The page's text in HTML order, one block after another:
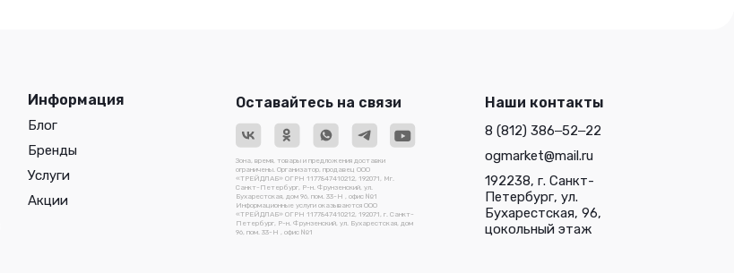
Информация
Блог
Бренды
Услуги
Акции
Оставайтесь на связи
Зона, время, товары и предложения доставки
ограничены. Организатор, продавец ООО
«ТРЕЙДЛАБ» ОГРН 1177847410212, 192071, Мг.
Санкт-Петербург, Р-н. Фрунзенский, ул.
Бухарестская, дом 96, пом. 33-Н , офис №1
Информационные услуги оказываются ООО
«ТРЕЙДЛАБ» ОГРН 1177847410212, 192071, г. Санкт-
Петербург, Р-н. Фрунзенский, ул. Бухарестская, дом
96, пом. 33-Н , офис №1
Наши контакты
8 (812) 386‒52‒22
ogmarket@mail.ru
192238, г. Санкт-
Петербург, ул.
Бухарестская, 96,
цокольный этаж